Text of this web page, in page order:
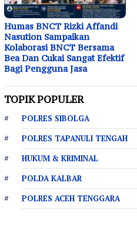
Humas BNCT Rizki Affandi
Nasution Sampaikan
Kolaborasi BNCT Bersama
Bea Dan Cukai Sangat Efektif
Bagi Pengguna Jasa
TOPIK POPULER
POLRES SIBOLGA
POLRES TAPANULI TENGAH
HUKUM & KRIMINAL
POLDA KALBAR
POLRES ACEH TENGGARA